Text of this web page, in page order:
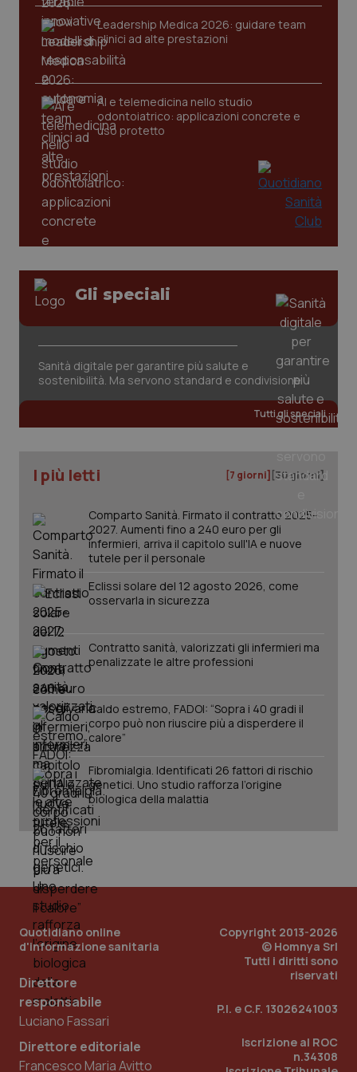
Leadership Medica 2026: guidare team
clinici ad alte prestazioni
AI e telemedicina nello studio
odontoiatrico: applicazioni concrete e
uso protetto
Gli speciali
Sanità digitale per garantire più salute e
sostenibilità. Ma servono standard e condivisione
Tutti gli speciali
I più letti [7 giorni] [30 giorni]
Comparto Sanità. Firmato il contratto 2025-
2027. Aumenti fino a 240 euro per gli
infermieri, arriva il capitolo sull'IA e nuove
tutele per il personale
Eclissi solare del 12 agosto 2026, come
osservarla in sicurezza
Contratto sanità, valorizzati gli infermieri ma
penalizzate le altre professioni
Caldo estremo, FADOI: “Sopra i 40 gradi il
corpo può non riuscire più a disperdere il
calore”
Fibromialgia. Identificati 26 fattori di rischio
genetici. Uno studio rafforza l’origine
biologica della malattia
Quotidiano online
d'informazione sanitaria
Direttore
responsabile
Luciano Fassari
Direttore editoriale
Francesco Maria Avitto
Copyright 2013-2026
© Homnya Srl
Tutti i diritti sono
riservati
P.I. e C.F. 13026241003
Iscrizione al ROC
n.34308
tracking-sites-ironfish-
session-id
www.quotidianosanita.it
PHPSESSID
PHP.net